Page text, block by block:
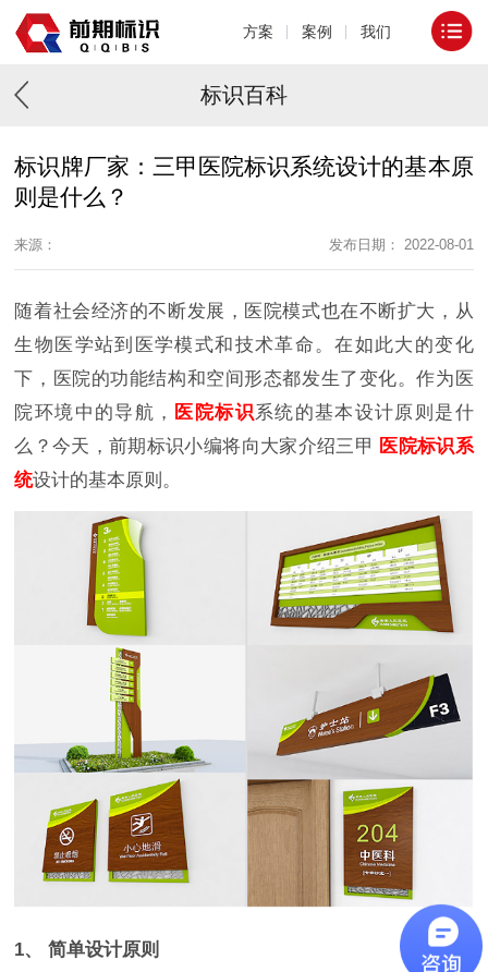
方案 案例 我们
标识百科
标识牌厂家：三甲医院标识系统设计的基本原
则是什么？
来源： 发布日期： 2022-08-01
随着社会经济的不断发展，医院模式也在不断扩大，从
生物医学站到医学模式和技术革命。在如此大的变化
下，医院的功能结构和空间形态都发生了变化。作为医
院环境中的导航， 医院标识系统的基本设计原则是什
么？今天，前期标识小编将向大家介绍三甲 医院标识系
统设计的基本原则。
1、 简单设计原则